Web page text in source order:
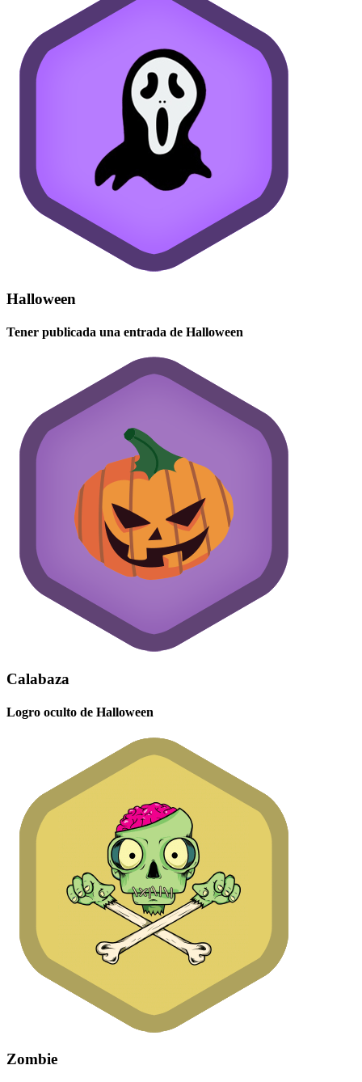
Halloween
Tener publicada una entrada de Halloween
Calabaza
Logro oculto de Halloween
Zombie